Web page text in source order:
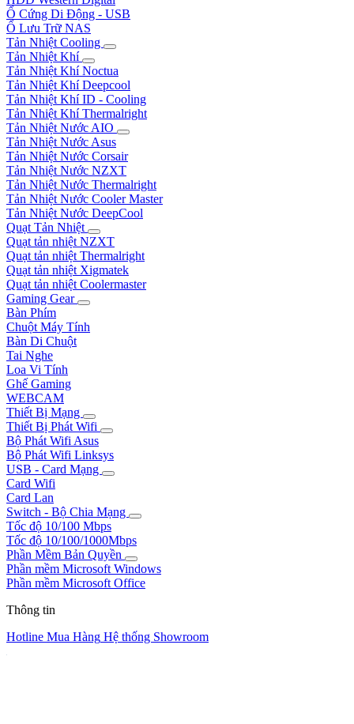
Ổ Cứng Di Động - USB
Ổ Lưu Trữ NAS
Tản Nhiệt Cooling
Tản Nhiệt Khí
Tản Nhiệt Khí Noctua
Tản Nhiệt Khí Deepcool
Tản Nhiệt Khí ID - Cooling
Tản Nhiệt Khí Thermalright
Tản Nhiệt Nước AIO
Tản Nhiệt Nước Asus
Tản Nhiệt Nước Corsair
Tản Nhiệt Nước NZXT
Tản Nhiệt Nước Thermalright
Tản Nhiệt Nước Cooler Master
Tản Nhiệt Nước DeepCool
Quạt Tản Nhiệt
Quạt tản nhiệt NZXT
Quạt tản nhiệt Thermalright
Quạt tản nhiệt Xigmatek
Quạt tản nhiệt Coolermaster
Gaming Gear
Bàn Phím
Chuột Máy Tính
Bàn Di Chuột
Tai Nghe
Loa Vi Tính
Ghế Gaming
WEBCAM
Thiết Bị Mạng
Thiết Bị Phát Wifi
Bộ Phát Wifi Asus
Bộ Phát Wifi Linksys
USB - Card Mạng
Card Wifi
Card Lan
Switch - Bộ Chia Mạng
Tốc độ 10/100 Mbps
Tốc độ 10/100/1000Mbps
Phần Mềm Bản Quyền
Phần mềm Microsoft Windows
Phần mềm Microsoft Office
Thông tin
Hotline Mua Hàng Hệ thống Showroom